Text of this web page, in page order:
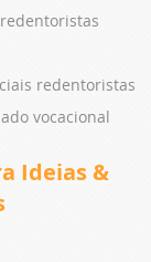
redentoristas
vocacional
Ideias &